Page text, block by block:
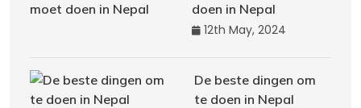
doen in Nepal
12th May, 2024
De beste dingen om
te doen in Nepal